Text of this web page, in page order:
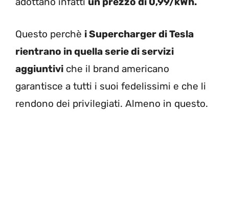
Questo perchè i Supercharger di Tesla
rientrano in quella serie di servizi
aggiuntivi che il brand americano
garantisce a tutti i suoi fedelissimi e che li
rendono dei privilegiati. Almeno in questo.